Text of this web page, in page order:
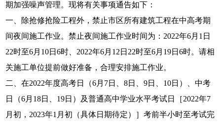
期加强噪声管理。现将有关事项通告如下：
一、除抢修抢险工程外，禁止市区所有建筑工程在中高考期
间夜间施工作业。禁止夜间施工作业时间为：2022年6月1日
22时至6月10日6时、2022年6月12日22时至6月19日6时。请相
关施工单位提前做好准备，合理安排施工作业。
二、在2022年度高考日（6月7日、8日、9日、10日）、中考
日（6月18日、19日）及普通高中学业水平考试日［2022年7
月初，2023年1月初（具体日期待定）］考前半小时至考试完